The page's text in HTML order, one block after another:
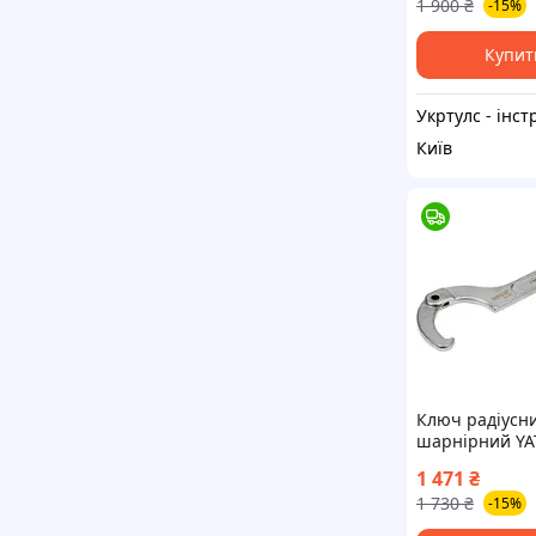
1 900 ₴ -15%
Київ
Ключ
шарнірний
1 471 ₴
1 730 ₴ -15%